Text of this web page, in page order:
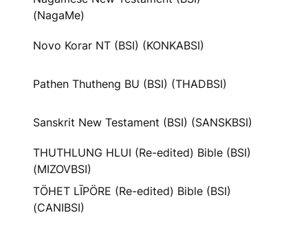
(NagaMe)
Novo Korar NT (BSI) (KONKABSI)
Pathen Thutheng BU (BSI) (THADBSI)
Sanskrit New Testament (BSI) (SANSKBSI)
THUTHLUNG HLUI (Re-edited) Bible (BSI)
(MIZOVBSI)
TÖHET LĪPÖRE (Re-edited) Bible (BSI)
(CANIBSI)